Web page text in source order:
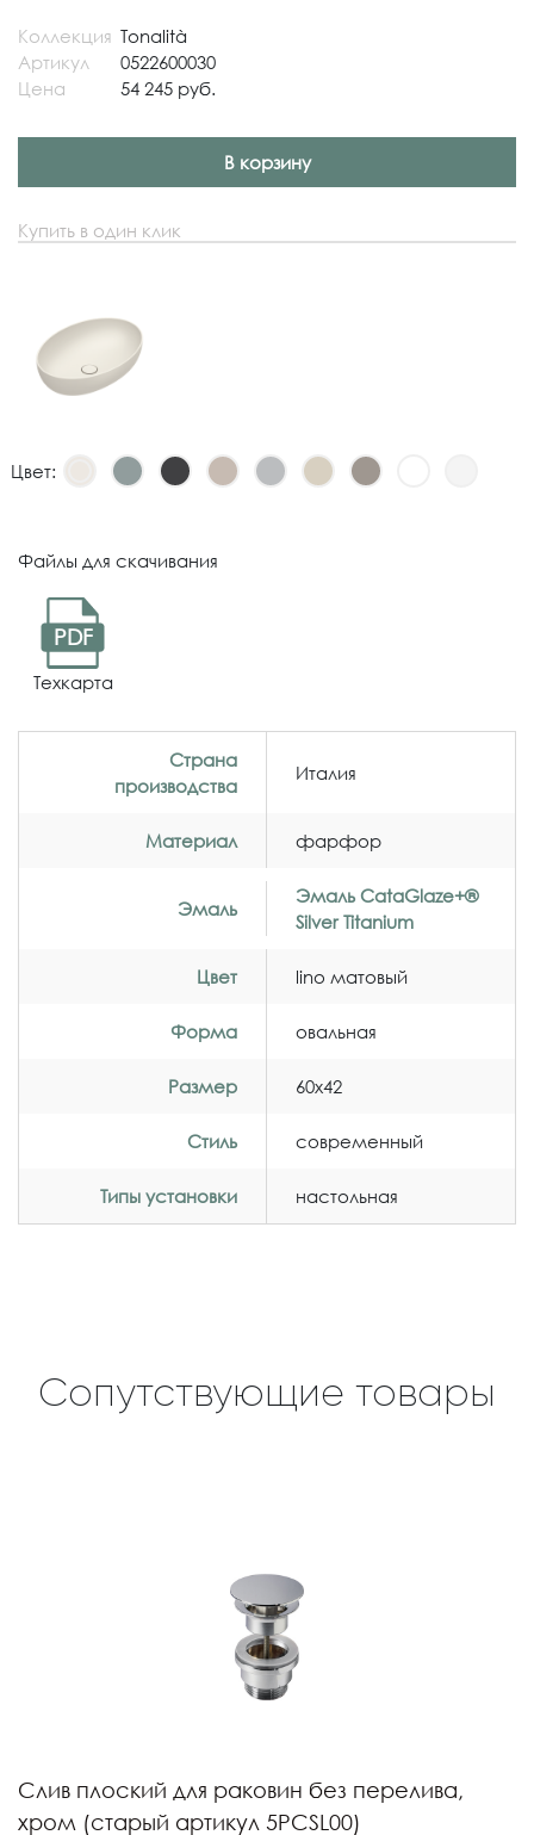
Коллекция Tonalità
Артикул
0522600030
Цена
54 245 руб.
В корзину
Купить в один клик
Цвет:
Файлы для скачивания
PDF
Техкарта
Страна
производства
Италия
Материал фарфор
Эмаль
Эмаль CataGlaze+®
Silver Titanium
Цвет lino матовый
Форма овальная
Размер 60x42
Стиль современный
Типы установки настольная
Сопутствующие товары
Слив плоский для раковин без перелива,
хром (старый артикул 5PCSL00)